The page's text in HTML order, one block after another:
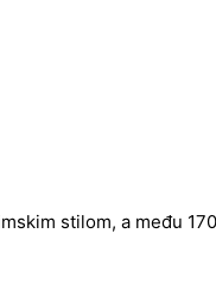
stilom, a među